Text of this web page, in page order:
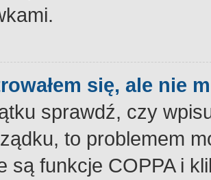
się, ale nie
sprawdź, czy
to problemem
są funkcje COPPA i